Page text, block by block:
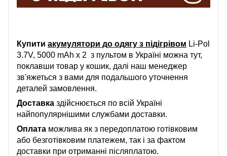
Купити акумулятори до одягу з підігрівом Li-Pol
3.7V, 5000 mAh х 2 з пультом в Україні можна тут,
поклавши товар у кошик, далі наш менеджер
зв'яжеться з вами для подальшого уточнення
деталей замовлення.
Доставка здійснюється по всій Україні
найпопулярнішими службами доставки.
Оплата можлива як з передоплатою готівковим
або безготівковим платежем, так і за фактом
доставки при отриманні післяплатою.